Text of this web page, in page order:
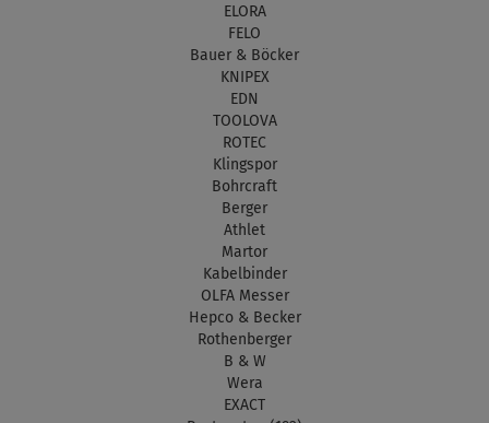
ELORA
FELO
Bauer & Böcker
KNIPEX
EDN
TOOLOVA
ROTEC
Klingspor
Bohrcraft
Berger
Athlet
Martor
Kabelbinder
OLFA Messer
Hepco & Becker
Rothenberger
B & W
Wera
EXACT